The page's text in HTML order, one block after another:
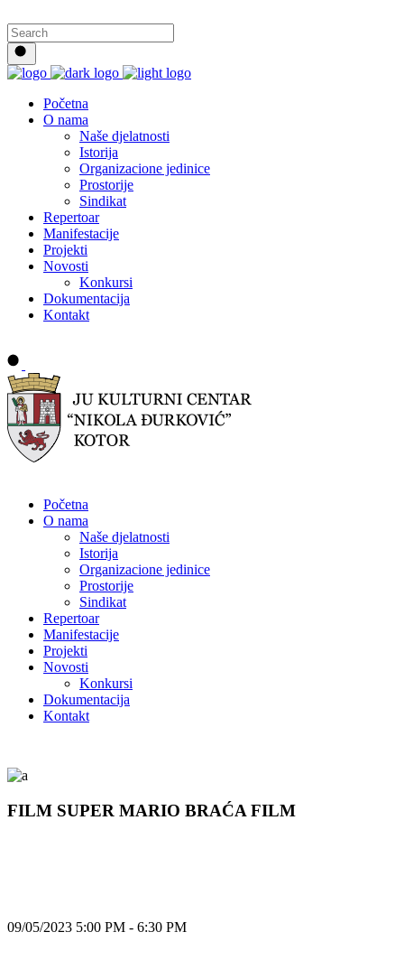
Početna
O nama
Naše djelatnosti
Istorija
Organizacione jedinice
Prostorije
Sindikat
Repertoar
Manifestacije
Projekti
Novosti
Konkursi
Dokumentacija
Kontakt
Početna
O nama
Naše djelatnosti
Istorija
Organizacione jedinice
Prostorije
Sindikat
Repertoar
Manifestacije
Projekti
Novosti
Konkursi
Dokumentacija
Kontakt
FILM SUPER MARIO BRAĆA FILM
09/05/2023 5:00 PM - 6:30 PM